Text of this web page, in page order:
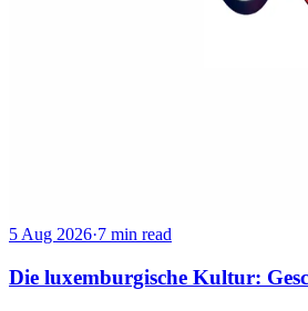
5 Aug 2026·7 min read
Die luxemburgische Kultur: